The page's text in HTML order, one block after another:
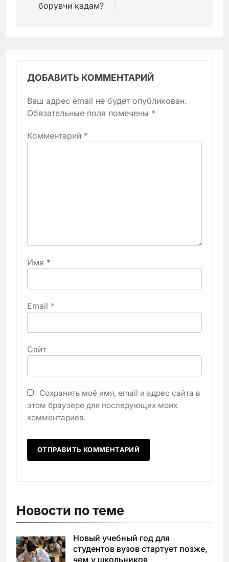
борувчи қадам?
ДОБАВИТЬ КОММЕНТАРИЙ
Ваш адрес email не будет опубликован.
Обязательные поля помечены *
Комментарий *
Имя *
Email *
Сайт
Сохранить моё имя, email и адрес сайта в
этом браузере для последующих моих
комментариев.
Новости по теме
Новый учебный год для
студентов вузов стартует позже,
чем у школьников